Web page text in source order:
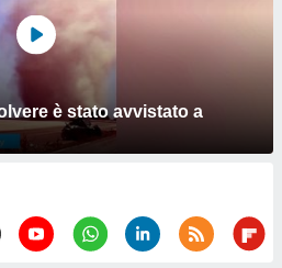
è stato avvistato a